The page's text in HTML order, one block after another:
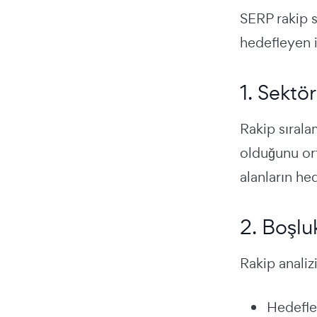
SERP rakip
hedefleyen
1.
Rakip
olduğunu
alanların
2.
Rakip